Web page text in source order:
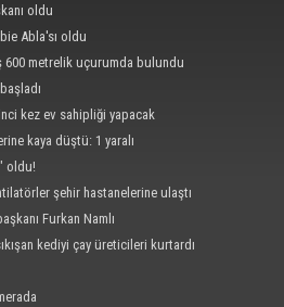
oldu
Abla'sı oldu
600 metrelik uçurumda bulundu
kez ev sahipliği yapacak
kaya düştü: 1 yaralı
oldu!
şehir hastanelerine ulaştı
Furkan Namlı
kediyi çay üreticileri kurtardı